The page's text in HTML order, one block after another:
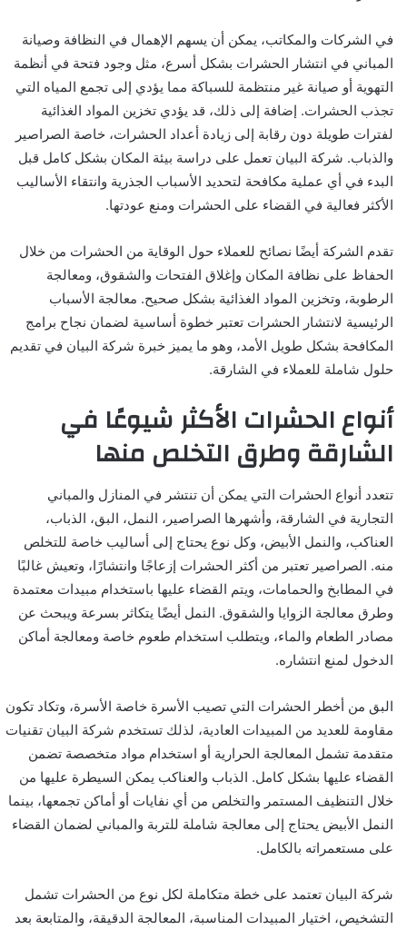
في الشركات والمكاتب، يمكن أن يسهم الإهمال في النظافة وصيانة
المباني في انتشار الحشرات بشكل أسرع، مثل وجود فتحة في أنظمة
التهوية أو صيانة غير منتظمة للسباكة مما يؤدي إلى تجمع المياه التي
تجذب الحشرات. إضافة إلى ذلك، قد يؤدي تخزين المواد الغذائية
لفترات طويلة دون رقابة إلى زيادة أعداد الحشرات، خاصة الصراصير
والذباب. شركة البيان تعمل على دراسة بيئة المكان بشكل كامل قبل
البدء في أي عملية مكافحة لتحديد الأسباب الجذرية وانتقاء الأساليب
الأكثر فعالية في القضاء على الحشرات ومنع عودتها.
تقدم الشركة أيضًا نصائح للعملاء حول الوقاية من الحشرات من خلال
الحفاظ على نظافة المكان وإغلاق الفتحات والشقوق، ومعالجة
الرطوبة، وتخزين المواد الغذائية بشكل صحيح. معالجة الأسباب
الرئيسية لانتشار الحشرات تعتبر خطوة أساسية لضمان نجاح برامج
المكافحة بشكل طويل الأمد، وهو ما يميز خبرة شركة البيان في تقديم
حلول شاملة للعملاء في الشارقة.
أنواع الحشرات الأكثر شيوعًا في
الشارقة وطرق التخلص منها
تتعدد أنواع الحشرات التي يمكن أن تنتشر في المنازل والمباني
التجارية في الشارقة، وأشهرها الصراصير، النمل، البق، الذباب،
العناكب، والنمل الأبيض، وكل نوع يحتاج إلى أساليب خاصة للتخلص
منه. الصراصير تعتبر من أكثر الحشرات إزعاجًا وانتشارًا، وتعيش غالبًا
في المطابخ والحمامات، ويتم القضاء عليها باستخدام مبيدات معتمدة
وطرق معالجة الزوايا والشقوق. النمل أيضًا يتكاثر بسرعة ويبحث عن
مصادر الطعام والماء، ويتطلب استخدام طعوم خاصة ومعالجة أماكن
الدخول لمنع انتشاره.
البق من أخطر الحشرات التي تصيب الأسرة خاصة الأسرة، وتكاد تكون
مقاومة للعديد من المبيدات العادية، لذلك تستخدم شركة البيان تقنيات
متقدمة تشمل المعالجة الحرارية أو استخدام مواد متخصصة تضمن
القضاء عليها بشكل كامل. الذباب والعناكب يمكن السيطرة عليها من
خلال التنظيف المستمر والتخلص من أي نفايات أو أماكن تجمعها، بينما
النمل الأبيض يحتاج إلى معالجة شاملة للتربة والمباني لضمان القضاء
على مستعمراته بالكامل.
شركة البيان تعتمد على خطة متكاملة لكل نوع من الحشرات تشمل
التشخيص، اختيار المبيدات المناسبة، المعالجة الدقيقة، والمتابعة بعد